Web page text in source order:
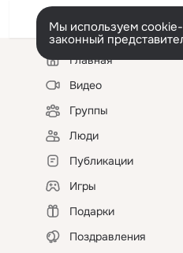
Мы используем
законный
Левая
колонкаГлавная
Видео
Группы
Люди
Публикации
Игры
Подарки
Поздравления